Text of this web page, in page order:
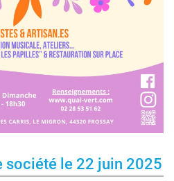
société le 22 juin 2025